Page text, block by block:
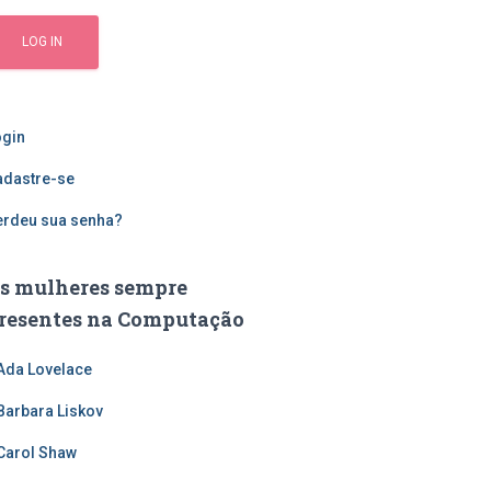
se
sua senha?
mulheres sempre
na Computação
Lovelace
Liskov
Shaw